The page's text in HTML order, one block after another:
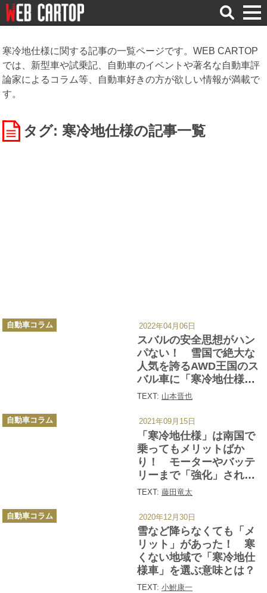
検
索
寒冷地仕様に関する記事の一覧ページです。WEB CARTOP
では、新型車や試乗記、自動車のイベントや著名な自動車評
論家によるコラム等、自動車好きの方が欲しい情報が満載で
す。
タグ: 寒冷地仕様の記事一覧
スバルの安全思想がハン
パない！ 雪国で絶大な
人気を誇るAWD王国のス
バル車に「寒冷地仕様」
がないワケ
TEXT: 山本晋也
カ
テ
自動車コラム 2022年04月06日
「寒冷地仕様」は南国で
乗ってもメリットばか
り！ モーターやバッテ
リーまで「強化」される
その中身
TEXT: 藤田竜太
カ
テ
自動車コラム 2021年09月15日
雪など降らなくても「メ
リット」があった！ 寒
くない地域で「寒冷地仕
様車」を選ぶ意味とは？
TEXT: 小鮒康一
カ
テ
自動車コラム 2020年12月30日